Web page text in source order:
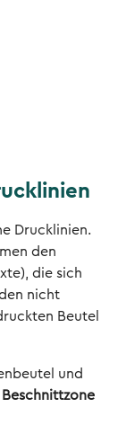
Drucklinien.
den
die sich
nicht
Beutel
und
Beschnittzone